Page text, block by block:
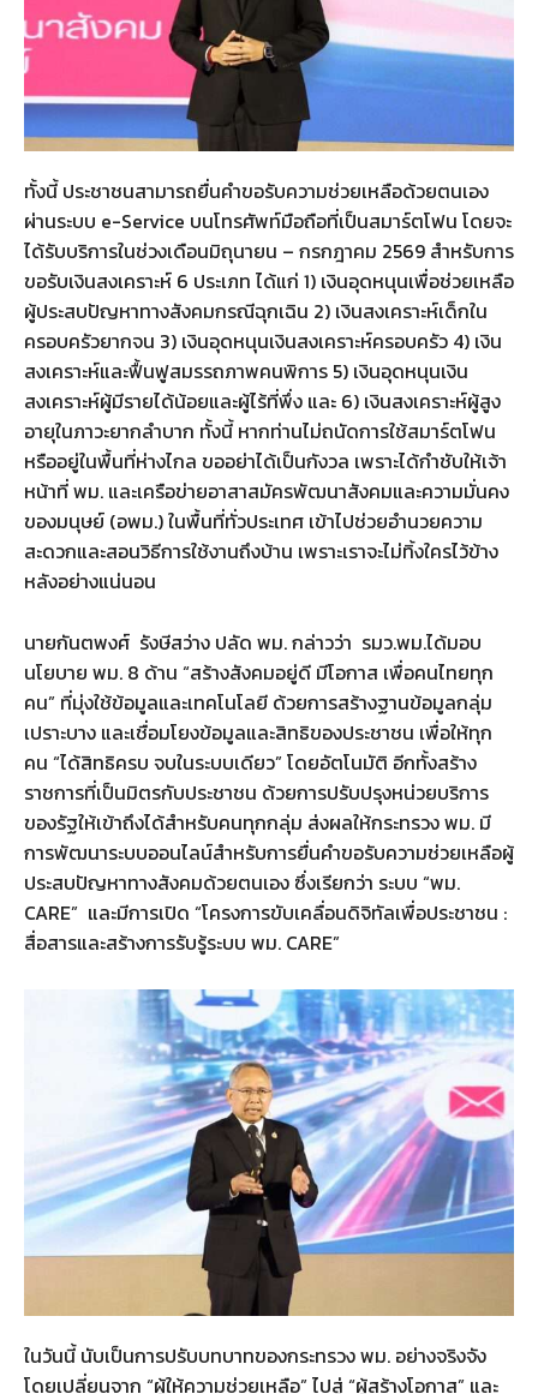
ทั้งนี้ ประชาชนสามารถยื่นคำขอรับความช่วยเหลือด้วยตนเอง
ผ่านระบบ e-Service บนโทรศัพท์มือถือที่เป็นสมาร์ตโฟน โดยจะ
ได้รับบริการในช่วงเดือนมิถุนายน – กรกฎาคม 2569 สำหรับการ
ขอรับเงินสงเคราะห์ 6 ประเภท ได้แก่ 1) เงินอุดหนุนเพื่อช่วยเหลือ
ผู้ประสบปัญหาทางสังคมกรณีฉุกเฉิน 2) เงินสงเคราะห์เด็กใน
ครอบครัวยากจน 3) เงินอุดหนุนเงินสงเคราะห์ครอบครัว 4) เงิน
สงเคราะห์และฟื้นฟูสมรรถภาพคนพิการ 5) เงินอุดหนุนเงิน
สงเคราะห์ผู้มีรายได้น้อยและผู้ไร้ที่พึ่ง และ 6) เงินสงเคราะห์ผู้สูง
อายุในภาวะยากลำบาก ทั้งนี้ หากท่านไม่ถนัดการใช้สมาร์ตโฟน
หรืออยู่ในพื้นที่ห่างไกล ขออย่าได้เป็นกังวล เพราะได้กำชับให้เจ้า
หน้าที่ พม. และเครือข่ายอาสาสมัครพัฒนาสังคมและความมั่นคง
ของมนุษย์ (อพม.) ในพื้นที่ทั่วประเทศ เข้าไปช่วยอำนวยความ
สะดวกและสอนวิธีการใช้งานถึงบ้าน เพราะเราจะไม่ทิ้งใครไว้ข้าง
หลังอย่างแน่นอน
นายกันตพงศ์ รังษีสว่าง ปลัด พม. กล่าวว่า รมว.พม.ได้มอบ
นโยบาย พม. 8 ด้าน “สร้างสังคมอยู่ดี มีโอกาส เพื่อคนไทยทุก
คน” ที่มุ่งใช้ข้อมูลและเทคโนโลยี ด้วยการสร้างฐานข้อมูลกลุ่ม
เปราะบาง และเชื่อมโยงข้อมูลและสิทธิของประชาชน เพื่อให้ทุก
คน “ได้สิทธิครบ จบในระบบเดียว” โดยอัตโนมัติ อีกทั้งสร้าง
ราชการที่เป็นมิตรกับประชาชน ด้วยการปรับปรุงหน่วยบริการ
ของรัฐให้เข้าถึงได้สำหรับคนทุกกลุ่ม ส่งผลให้กระทรวง พม. มี
การพัฒนาระบบออนไลน์สำหรับการยื่นคําขอรับความช่วยเหลือผู้
ประสบปัญหาทางสังคมด้วยตนเอง ซึ่งเรียกว่า ระบบ “พม.
CARE” และมีการเปิด “โครงการขับเคลื่อนดิจิทัลเพื่อประชาชน :
สื่อสารและสร้างการรับรู้ระบบ พม. CARE”
ในวันนี้ นับเป็นการปรับบทบาทของกระทรวง พม. อย่างจริงจัง
โดยเปลี่ยนจาก “ผู้ให้ความช่วยเหลือ” ไปสู่ “ผู้สร้างโอกาส” และ